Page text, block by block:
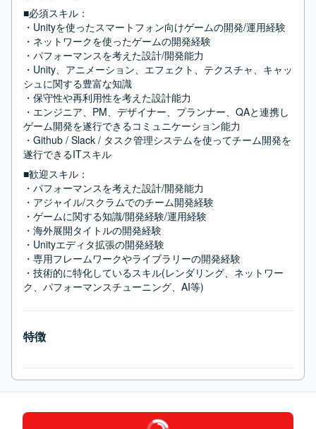
■必須スキル：
・Unityを使ったスマートフォン向けゲームの開発/運用経験
・ネットワークを使ったゲームの開発経験
・パフォーマンスを考えた設計/開発能力
・Unity、アニメーション、エフェクト、テクスチャ、キャッ
シュに関する豊富な知識
・保守性や再利用性を考えた設計能力
・エンジニア、PM、デザイナー、プランナー、QAと連携し
ゲーム開発を遂行できるコミュニケーション能力
・Github / Slack / タスク管理システムを使ってチーム開発を
遂行できるITスキル
■歓迎スキル：
・パフォーマンスを考えた設計/開発能力
・アジャイル/スクラムでのチーム開発経験
・ゲームに関する知識/開発経験/運用経験
・海外展開タイトルの開発経験
・Unityエディタ拡張の開発経験
・専用フレームワークやライブラリーの開発経験
・技術的に特化しているスキル(レンダリング、ネットワー
ク、パフォーマンスチューニング、AI等)
特徴